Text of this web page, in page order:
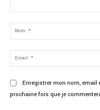
Enregistrer mon nom, email
prochaine fois que je